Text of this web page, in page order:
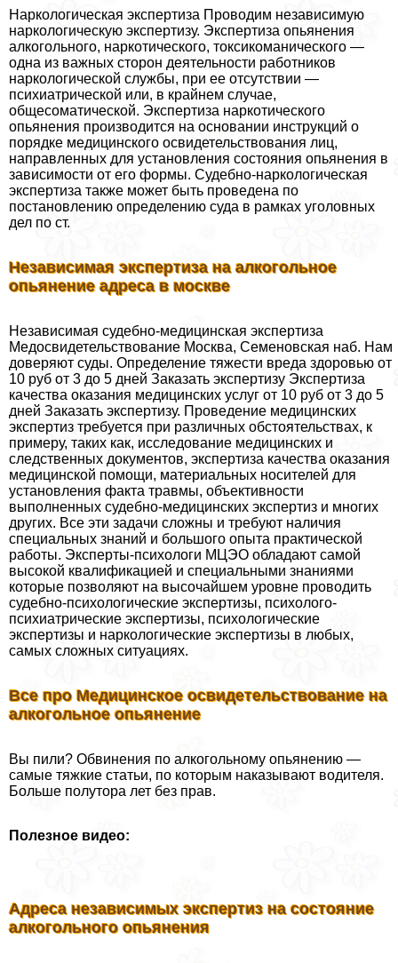
Наркологическая экспертиза Проводим независимую
наркологическую экспертизу. Экспертиза опьянения
алкогольного, наркотического, токсикоманического —
одна из важных сторон деятельности работников
наркологической службы, при ее отсутствии —
психиатрической или, в крайнем случае,
общесоматической. Экспертиза наркотического
опьянения производится на основании инструкций о
порядке медицинского освидетельствования лиц,
направленных для установления состояния опьянения в
зависимости от его формы. Судебно-наркологическая
экспертиза также может быть проведена по
постановлению определению суда в рамках уголовных
дел по ст.
Независимая экспертиза на алкогольное
опьянение адреса в москве
Независимая судебно-медицинская экспертиза
Медосвидетельствование Москва, Семеновская наб. Нам
доверяют суды. Определение тяжести вреда здоровью от
10 руб от 3 до 5 дней Заказать экспертизу Экспертиза
качества оказания медицинских услуг от 10 руб от 3 до 5
дней Заказать экспертизу. Проведение медицинских
экспертиз требуется при различных обстоятельствах, к
примеру, таких как, исследование медицинских и
следственных документов, экспертиза качества оказания
медицинской помощи, материальных носителей для
установления факта травмы, объективности
выполненных судебно-медицинских экспертиз и многих
других. Все эти задачи сложны и требуют наличия
специальных знаний и большого опыта пpaктической
работы. Эксперты-психологи МЦЭО обладают самой
высокой квалификацией и специальными знаниями
которые позволяют на высочайшем уровне проводить
судебно-психологические экспертизы, психолого-
психиатрические экспертизы, психологические
экспертизы и наркологические экспертизы в любых,
самых сложных ситуациях.
Все про Медицинское освидетельствование на
алкогольное опьянение
Вы пили? Обвинения по алкогольному опьянению —
самые тяжкие статьи, по которым наказывают водителя.
Больше полутора лет без прав.
Полезное видео:
Адреса независимых экспертиз на состояние
алкогольного опьянения